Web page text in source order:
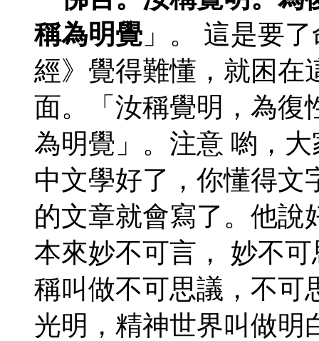
稱為明覺 」。 這是要
經》覺得難懂，就困在
面。「汝稱覺明，為復
為明覺」。注意 喲，
中文學好了，你懂得文
的文章就會寫了。他說
本來妙不可言， 妙不
稱叫做不可思議，不可
光明，精神世界叫做明